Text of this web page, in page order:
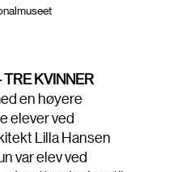
KVINNER
en høyere
elever ved
Lilla Hansen
var elev ved